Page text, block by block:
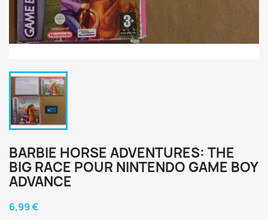
BARBIE HORSE ADVENTURES: THE
BIG RACE POUR NINTENDO GAME BOY
ADVANCE
6,99 €